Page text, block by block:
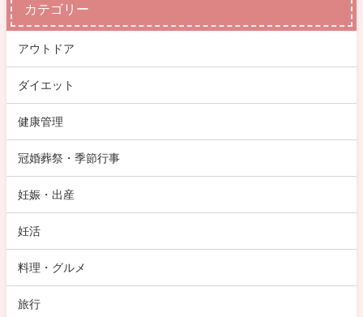
カテゴリー
アウトドア
ダイエット
健康管理
冠婚葬祭・季節行事
妊娠・出産
妊活
料理・グルメ
旅行